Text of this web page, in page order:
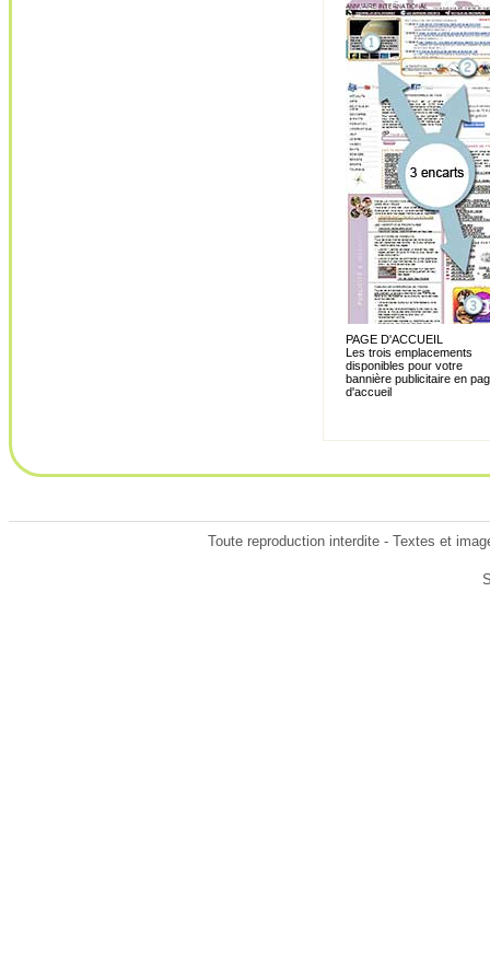
PAGE D'ACCUEIL
Les trois emplacements
disponibles pour votre
bannière publicitaire en
d'accueil
Toute reproduction interdite - Textes et